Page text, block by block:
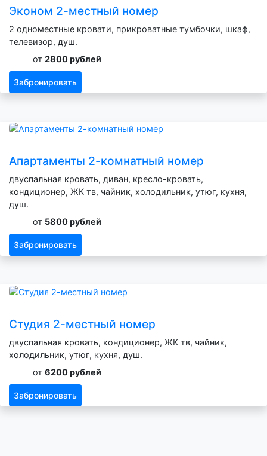
Эконом 2-местный номер
2 одноместные кровати, прикроватные тумбочки, шкаф,
телевизор, душ.
от 2800 рублей
Забронировать
Апартаменты 2-комнатный номер
двуспальная кровать, диван, кресло-кровать,
кондиционер, ЖК тв, чайник, холодильник, утюг, кухня,
душ.
от 5800 рублей
Забронировать
Студия 2-местный номер
двуспальная кровать, кондиционер, ЖК тв, чайник,
холодильник, утюг, кухня, душ.
от 6200 рублей
Забронировать